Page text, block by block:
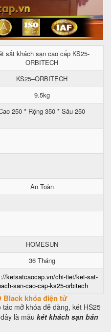
sắt khách sạn cao cấp KS25-
ORBITECH
KS25–ORBITECH
9.5kg
250 * Rộng 350 * Sâu 250
An Toàn
HOMESUN
36 Tháng
ketsatcaocap.vn/chi-tiet/ket-sat-
san-cao-cap-ks25-orbitech
Black khóa điện tử
mở khóa đễ dàng, két HS25
là mẫu két khách sạn bán